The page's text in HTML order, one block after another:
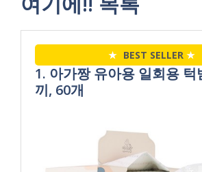
★ BEST SELLER ★
1. 아가짱 유아용 일회용 턱
끼, 60개